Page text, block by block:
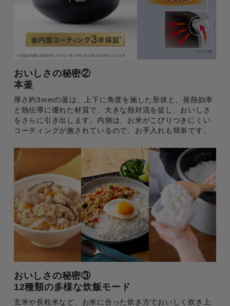
おいしさの秘密②
本釜
厚さ約3mmの釜は、上下に角度を施した形状と、発熱効率
と熱伝導に優れた材質で、大きな熱対流を促し、おいしさ
をさらに引き出します。内側は、お米がこびりつきにくい
コーティングが施されているので、お手入れも簡単です。
おいしさの秘密③
12種類の多様な炊飯モード
玄米や長粒米など、お米に合った炊き方でおいしく炊き上